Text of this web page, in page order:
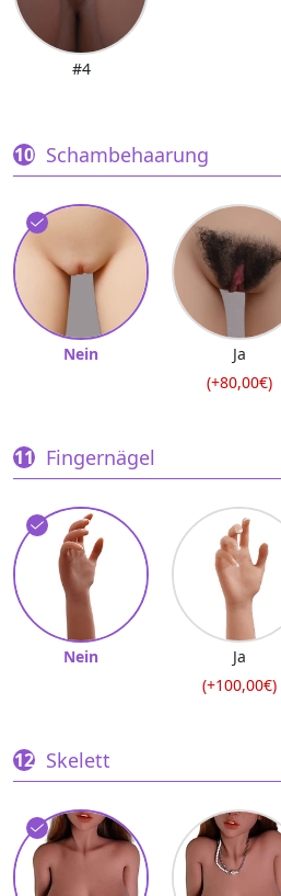
#4
Schambehaarung
Nein
Ja
(+80,00€)
Fingernägel
Nein
Ja
(+100,00€)
Skelett